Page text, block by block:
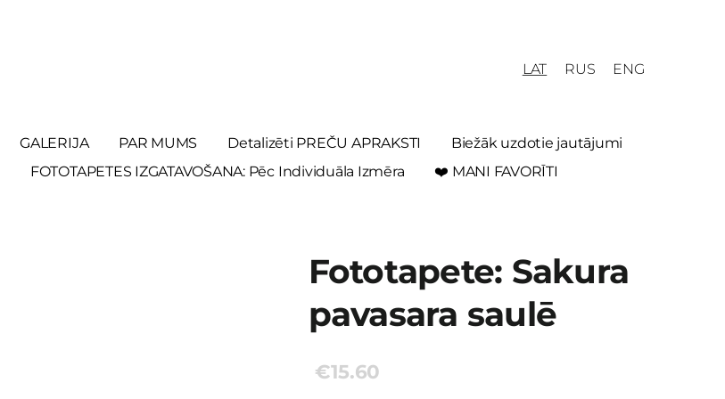
GALERIJA PAR MUMS Detalizēti PREČU APRAKSTI
Biežāk uzdotie jautājumi
FOTOTAPETES IZGATAVOŠANA: Pēc Individuāla Izmēra ❤️ MANI FAVORĪTI
LAT RUS ENG
Fototapete: Sakura
pavasara saulē
€15.60